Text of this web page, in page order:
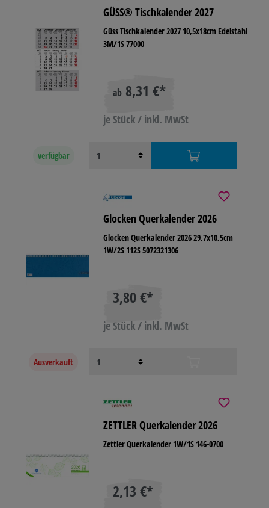
GÜSS® Tischkalender 2027
Güss Tischkalender 2027 10,5x18cm Edelstahl
3M/1S 77000
ab 8,31 €*
je Stück / inkl. MwSt
verfügbar
Glocken Querkalender 2026
Glocken Querkalender 2026 29,7x10,5cm
1W/2S 112S 5072321306
3,80 €*
je Stück / inkl. MwSt
Ausverkauft
ZETTLER Querkalender 2026
Zettler Querkalender 1W/1S 146-0700
2,13 €*